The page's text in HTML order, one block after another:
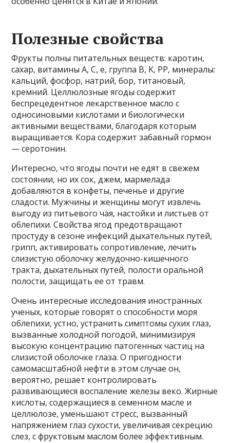
Полезные свойства
Фрукты полны питательных веществ: каротин,
сахар, витамины А, С, е, группа B, K, PP, минералы:
кальций, фосфор, натрий, бор, титановый,
кремний. Целлюлозные ягоды содержит
беспрецедентное лекарственное масло с
односиновыми кислотами и биологически
активными веществами, благодаря которым
выращивается. Кора содержит забавный гормон
— серотонин.
Интересно, что ягоды почти не едят в свежем
состоянии, но их сок, джем, мармелада
добавляются в конфеты, печенье и другие
сладости. Мужчины и женщины могут извлечь
выгоду из питьевого чая, настойки и листьев от
облепихи. Свойства ягод предотвращают
простуду в сезоне инфекций дыхательных путей,
грипп, активировать сопротивление, лечить
слизистую оболочку желудочно-кишечного
тракта, дыхательных путей, полости оральной
полости, защищать ее от травм.
Очень интересные исследования иностранных
ученых, которые говорят о способности моря
облепихи, устно, устранить симптомы сухих глаз,
вызванные холодной погодой, минимизируя
высокую концентрацию патогенных частиц на
слизистой оболочке глаза. О пригодности
самомасштабной нефти в этом случае он,
вероятно, решает контролировать
развивающиеся воспаление железы веко. Жирные
кислоты, содержащиеся в семенном масле и
целлюлозе, уменьшают стресс, вызванный
напряжением глаз сухости, увеличивая секрецию
слез, с фруктовым маслом более эффективным.